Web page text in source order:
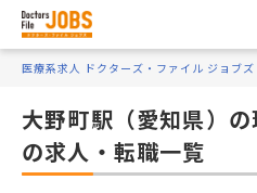
医療系求人 ドクターズ・ファイル ジョブズ
大野町駅（愛知県）の
の求人・転職一覧